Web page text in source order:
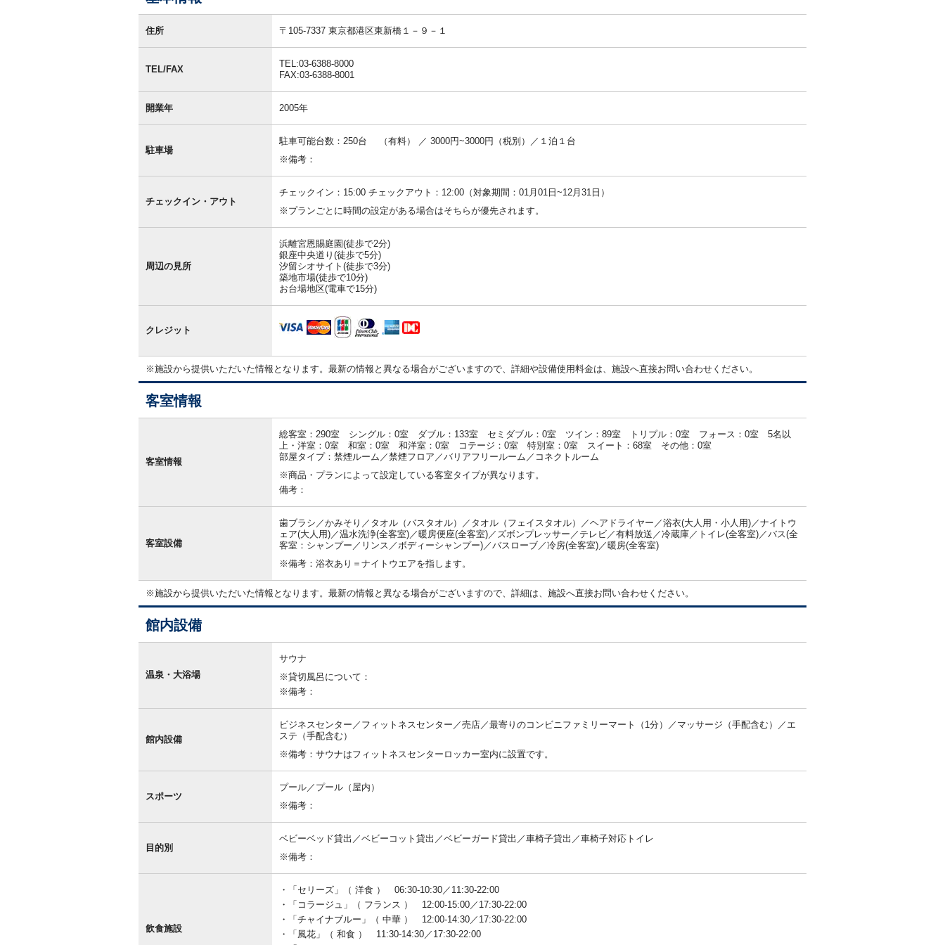
本住所 〒105-7337 東京都港区東新橋１－９－１
TEL/FAX
TEL:03-6388-8000
FAX:03-6388-8001
開業年 2005年
駐車場
駐車可能台数：250台 （有料） ／ 3000円~3000円（税別）／１泊１台
※備考：
チェックイン・アウト
チェックイン：15:00 チェックアウト：12:00（対象期間：01月01日~12月31日）
※プランごとに時間の設定がある場合はそちらが優先されます。
周辺の見所
浜離宮恩賜庭園(徒歩で2分)
銀座中央道り(徒歩で5分)
汐留シオサイト(徒歩で3分)
築地市場(徒歩で10分)
お台場地区(電車で15分)
クレジット
※施設から提供いただいた情報となります。最新の情報と異なる場合がございますので、詳細や設備使用料金は、施設へ直接お問い合わせください。
客室情報
報
客室情報
総客室：290室 シングル：0室 ダブル：133室 セミダブル：0室 ツイン：89室 トリプル：0室 フォース：0室 5名以
上・洋室：0室 和室：0室 和洋室：0室 コテージ：0室 特別室：0室 スイート：68室 その他：0室
部屋タイプ：禁煙ルーム／禁煙フロア／バリアフリールーム／コネクトルーム
※商品・プランによって設定している客室タイプが異なります。
備考：
客室設備
歯ブラシ／かみそり／タオル（バスタオル）／タオル（フェイスタオル）／ヘアドライヤー／浴衣(大人用・小人用)／ナイトウ
ェア(大人用)／温水洗浄(全客室)／暖房便座(全客室)／ズボンプレッサー／テレビ／有料放送／冷蔵庫／トイレ(全客室)／バス(全
客室：シャンプー／リンス／ボディーシャンプー)／バスローブ／冷房(全客室)／暖房(全客室)
※備考：浴衣あり＝ナイトウエアを指します。
※施設から提供いただいた情報となります。最新の情報と異なる場合がございますので、詳細は、施設へ直接お問い合わせください。
館内設備
設
備
温泉・大浴場
サウナ
※貸切風呂について：
※備考：
館内設備
ビジネスセンター／フィットネスセンター／売店／最寄りのコンビニファミリーマート（1分）／マッサージ（手配含む）／エ
ステ（手配含む）
※備考：サウナはフィットネスセンターロッカー室内に設置です。
スポーツ
プール／プール（屋内）
※備考：
目的別
ベビーベッド貸出／ベビーコット貸出／ベビーガード貸出／車椅子貸出／車椅子対応トイレ
※備考：
飲食施設
「セリーズ」（ 洋食 ） 06:30-10:30／11:30-22:00
「コラージュ」（ フランス ） 12:00-15:00／17:30-22:00
「チャイナブルー」（ 中華 ） 12:00-14:30／17:30-22:00
「風花」（ 和食 ） 11:30-14:30／17:30-22:00